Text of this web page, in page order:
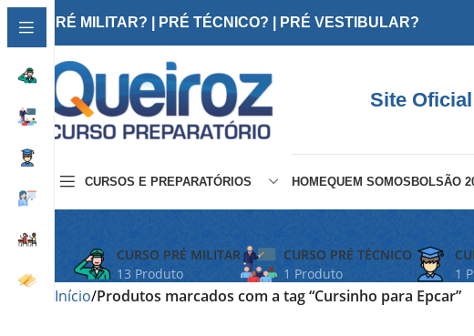
PRÉ MILITAR? | PRÉ TÉCNICO? | PRÉ VESTIBULAR?
Site
CURSOS E PREPARATÓRIOS HOMEQUEM SOMOS BOLSÃO
CURSO PRÉ MILITAR
13 Produto
CURSO PRÉ TÉCNICO
1 Produto
1
Início Produtos marcados com a tag “Cursinho para Epcar”